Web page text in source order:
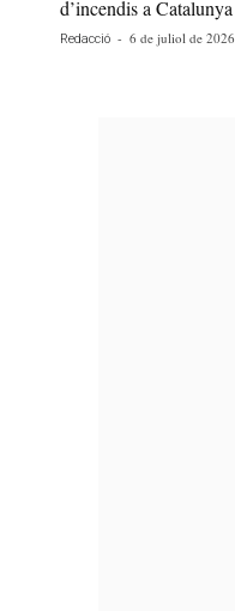
d’incendis a Catalunya
Redacció - 6 de juliol de 2026